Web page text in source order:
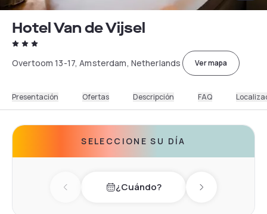
Hotel Van de Vijsel
Overtoom 13-17, Amsterdam, Netherlands Ver mapa
Presentación Ofertas Descripción FAQ
SELECCIONE SU DÍA
Previous day¿Cuándo? Next day